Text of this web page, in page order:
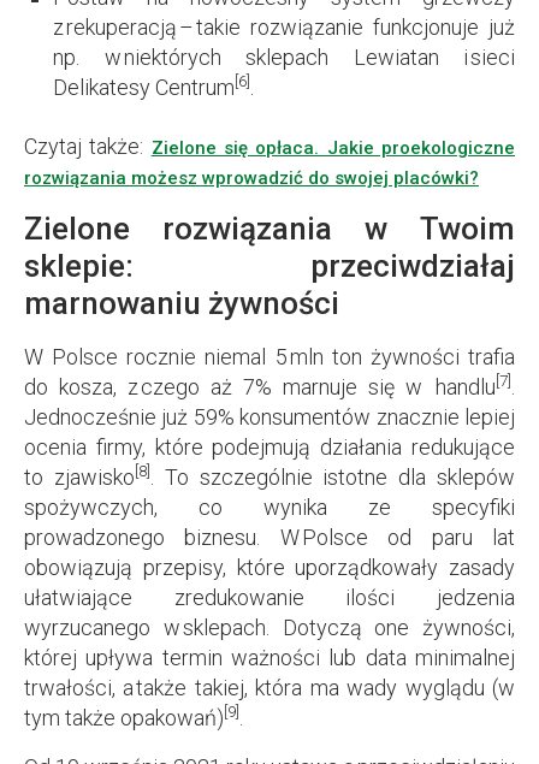
z rekuperacją – takie rozwiązanie funkcjonuje już
np. w niektórych sklepach Lewiatan i sieci
Delikatesy Centrum[6]
Czytaj także: Zielone się opłaca. Jakie proekologiczne
rozwiązania możesz wprowadzić do swojej placówki?
Zielone rozwiązania w Twoim
sklepie: przeciwdziałaj
marnowaniu żywności
W Polsce rocznie niemal 5 mln ton żywności trafia
do kosza, z czego aż 7% marnuje się w handlu[7]
Jednocześnie już 59% konsumentów znacznie lepiej
ocenia firmy, które podejmują działania redukujące
to zjawisko[8]
. To szczególnie istotne dla sklepów
spożywczych, co wynika ze specyfiki
prowadzonego biznesu. W Polsce od paru lat
obowiązują przepisy, które uporządkowały zasady
ułatwiające zredukowanie ilości jedzenia
wyrzucanego w sklepach. Dotyczą one żywności,
której upływa termin ważności lub data minimalnej
trwałości, a także takiej, która ma wady wyglądu (w
tym także opakowań)[9]